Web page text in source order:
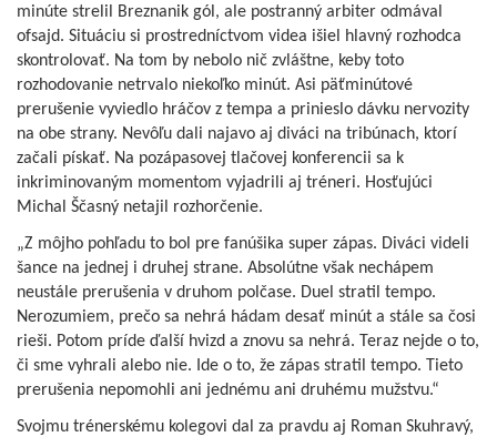
minúte strelil Breznanik gól, ale postranný arbiter odmával
ofsajd. Situáciu si prostredníctvom videa išiel hlavný rozhodca
skontrolovať. Na tom by nebolo nič zvláštne, keby toto
rozhodovanie netrvalo niekoľko minút. Asi päťminútové
prerušenie vyviedlo hráčov z tempa a prinieslo dávku nervozity
na obe strany. Nevôľu dali najavo aj diváci na tribúnach, ktorí
začali pískať. Na pozápasovej tlačovej konferencii sa k
inkriminovaným momentom vyjadrili aj tréneri. Hosťujúci
Michal Ščasný netajil rozhorčenie.
„Z môjho pohľadu to bol pre fanúšika super zápas. Diváci videli
šance na jednej i druhej strane. Absolútne však nechápem
neustále prerušenia v druhom polčase. Duel stratil tempo.
Nerozumiem, prečo sa nehrá hádam desať minút a stále sa čosi
rieši. Potom príde ďalší hvizd a znovu sa nehrá. Teraz nejde o to,
či sme vyhrali alebo nie. Ide o to, že zápas stratil tempo. Tieto
prerušenia nepomohli ani jednému ani druhému mužstvu.“
Svojmu trénerskému kolegovi dal za pravdu aj Roman Skuhravý,